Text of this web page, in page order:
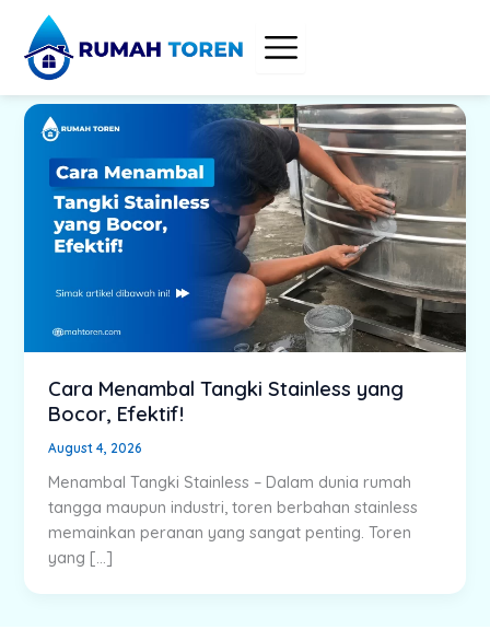
content
Cara Menambal Tangki Stainless yang
Bocor, Efektif!
August 4, 2026
Menambal Tangki Stainless – Dalam dunia rumah
tangga maupun industri, toren berbahan stainless
memainkan peranan yang sangat penting. Toren
yang […]